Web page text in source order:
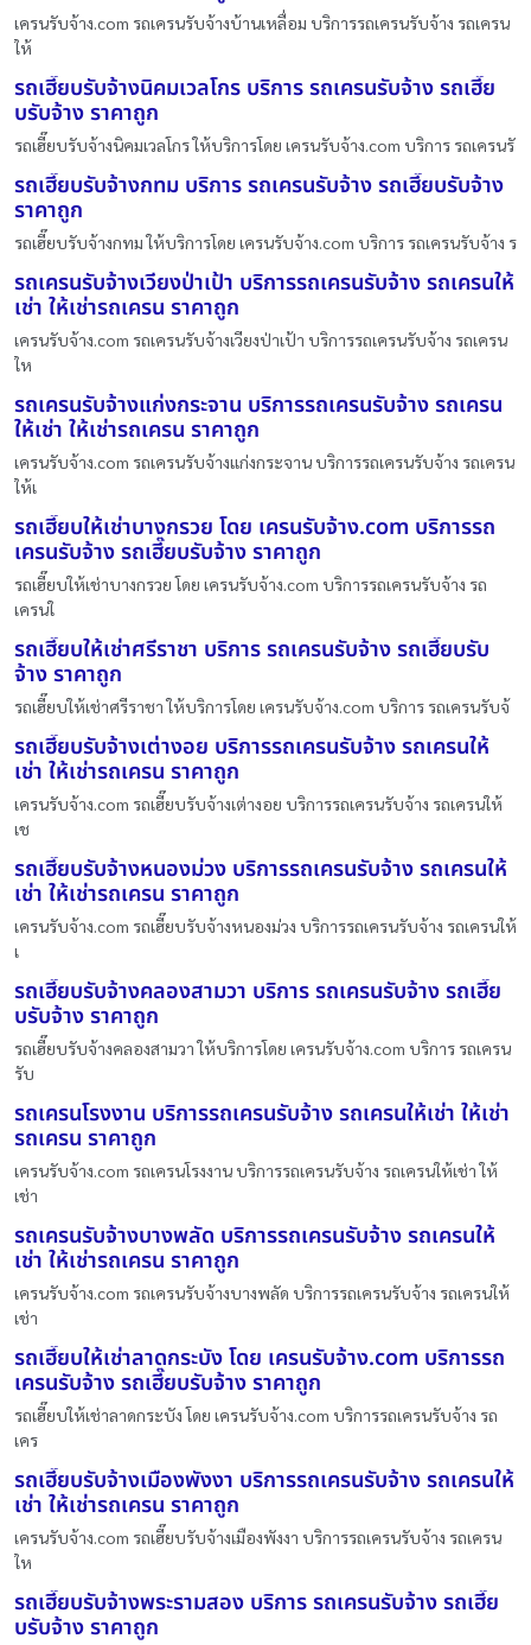
เครนรับจ้าง.com รถเครนรับจ้างบ้านเหลื่อม บริการรถเครนรับจ้าง รถเครน
ให้
รถเฮี๊ยบรับจ้างนิคมเวลโกร บริการ รถเครนรับจ้าง รถเฮี๊ย
บรับจ้าง ราคาถูก
รถเฮี๊ยบรับจ้างนิคมเวลโกร ให้บริการโดย เครนรับจ้าง.com บริการ รถเครนรั
รถเฮี๊ยบรับจ้างกทม บริการ รถเครนรับจ้าง รถเฮี๊ยบรับจ้าง
ราคาถูก
รถเฮี๊ยบรับจ้างกทม ให้บริการโดย เครนรับจ้าง.com บริการ รถเครนรับจ้าง ร
รถเครนรับจ้างเวียงป่าเป้า บริการรถเครนรับจ้าง รถเครนให้
เช่า ให้เช่ารถเครน ราคาถูก
เครนรับจ้าง.com รถเครนรับจ้างเวียงป่าเป้า บริการรถเครนรับจ้าง รถเครน
ให
รถเครนรับจ้างแก่งกระจาน บริการรถเครนรับจ้าง รถเครน
ให้เช่า ให้เช่ารถเครน ราคาถูก
เครนรับจ้าง.com รถเครนรับจ้างแก่งกระจาน บริการรถเครนรับจ้าง รถเครน
ให้เ
รถเฮี๊ยบให้เช่าบางกรวย โดย เครนรับจ้าง.com บริการรถ
เครนรับจ้าง รถเฮี๊ยบรับจ้าง ราคาถูก
รถเฮี๊ยบให้เช่าบางกรวย โดย เครนรับจ้าง.com บริการรถเครนรับจ้าง รถ
เครนใ
รถเฮี๊ยบให้เช่าศรีราชา บริการ รถเครนรับจ้าง รถเฮี๊ยบรับ
จ้าง ราคาถูก
รถเฮี๊ยบให้เช่าศรีราชา ให้บริการโดย เครนรับจ้าง.com บริการ รถเครนรับจ้
รถเฮี๊ยบรับจ้างเต่างอย บริการรถเครนรับจ้าง รถเครนให้
เช่า ให้เช่ารถเครน ราคาถูก
เครนรับจ้าง.com รถเฮี๊ยบรับจ้างเต่างอย บริการรถเครนรับจ้าง รถเครนให้
เช
รถเฮี๊ยบรับจ้างหนองม่วง บริการรถเครนรับจ้าง รถเครนให้
เช่า ให้เช่ารถเครน ราคาถูก
เครนรับจ้าง.com รถเฮี๊ยบรับจ้างหนองม่วง บริการรถเครนรับจ้าง รถเครนให้
เ
รถเฮี๊ยบรับจ้างคลองสามวา บริการ รถเครนรับจ้าง รถเฮี๊ย
บรับจ้าง ราคาถูก
รถเฮี๊ยบรับจ้างคลองสามวา ให้บริการโดย เครนรับจ้าง.com บริการ รถเครน
รับ
รถเครนโรงงาน บริการรถเครนรับจ้าง รถเครนให้เช่า ให้เช่า
รถเครน ราคาถูก
เครนรับจ้าง.com รถเครนโรงงาน บริการรถเครนรับจ้าง รถเครนให้เช่า ให้
เช่า
รถเครนรับจ้างบางพลัด บริการรถเครนรับจ้าง รถเครนให้
เช่า ให้เช่ารถเครน ราคาถูก
เครนรับจ้าง.com รถเครนรับจ้างบางพลัด บริการรถเครนรับจ้าง รถเครนให้
เช่า
รถเฮี๊ยบให้เช่าลาดกระบัง โดย เครนรับจ้าง.com บริการรถ
เครนรับจ้าง รถเฮี๊ยบรับจ้าง ราคาถูก
รถเฮี๊ยบให้เช่าลาดกระบัง โดย เครนรับจ้าง.com บริการรถเครนรับจ้าง รถ
เคร
รถเฮี๊ยบรับจ้างเมืองพังงา บริการรถเครนรับจ้าง รถเครนให้
เช่า ให้เช่ารถเครน ราคาถูก
เครนรับจ้าง.com รถเฮี๊ยบรับจ้างเมืองพังงา บริการรถเครนรับจ้าง รถเครน
ให
รถเฮี๊ยบรับจ้างพระรามสอง บริการ รถเครนรับจ้าง รถเฮี๊ย
บรับจ้าง ราคาถูก